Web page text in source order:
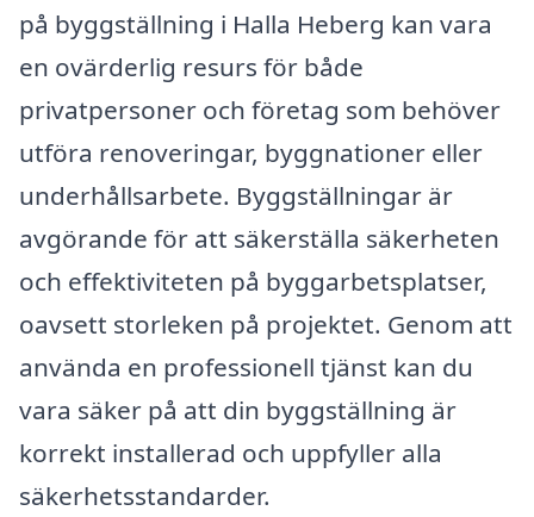
på byggställning i Halla Heberg kan vara
en ovärderlig resurs för både
privatpersoner och företag som behöver
utföra renoveringar, byggnationer eller
underhållsarbete. Byggställningar är
avgörande för att säkerställa säkerheten
och effektiviteten på byggarbetsplatser,
oavsett storleken på projektet. Genom att
använda en professionell tjänst kan du
vara säker på att din byggställning är
korrekt installerad och uppfyller alla
säkerhetsstandarder.